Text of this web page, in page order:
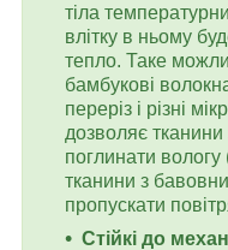
тіла
влітку в ньому
тепло. Таке
бамбукові
переріз і різні
дозволяє
поглинати
тканини з
пропускати
Стійкі до